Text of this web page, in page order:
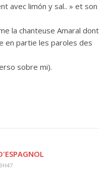
avec limón y sal.. » et son
la chanteuse Amaral dont
en partie les paroles des
sobre mi).